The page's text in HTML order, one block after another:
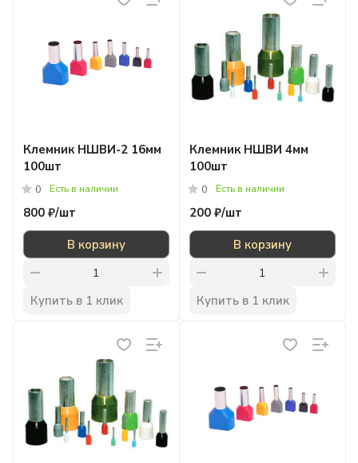
Клемник НШВИ-2 16мм
100шт
0 Есть в наличии
800 ₽/шт
В корзину
Купить в 1 клик
Клемник НШВИ 4мм
100шт
0 Есть в наличии
200 ₽/шт
В корзину
Купить в 1 клик